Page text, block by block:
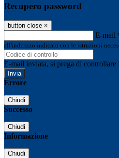
Recupero password
button close ×
E-mail
all'indirizzo indicato con le istruzioni
E-mail inviata, si prega di controllare
Errore
Chiudi
Successo
Chiudi
Informazione
Chiudi